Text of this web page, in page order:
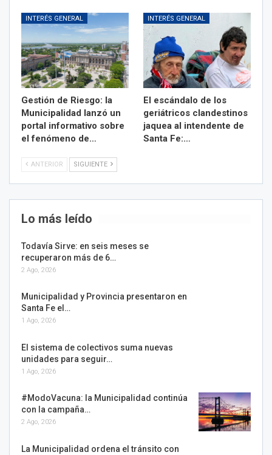
INTERÉS GENERAL
Gestión de Riesgo: la
Municipalidad lanzó un
portal informativo sobre
el fenómeno de…
INTERÉS GENERAL
El escándalo de los
geriátricos clandestinos
jaquea al intendente de
Santa Fe:…
ANTERIOR SIGUIENTE
Lo más leído
Todavía Sirve: en seis meses se
recuperaron más de 6…
2 Ago, 2026
Municipalidad y Provincia presentaron en
Santa Fe el…
1 Ago, 2026
El sistema de colectivos suma nuevas
unidades para seguir…
1 Ago, 2026
#ModoVacuna: la Municipalidad continúa
con la campaña…
2 Ago, 2026
La Municipalidad ordena el tránsito con